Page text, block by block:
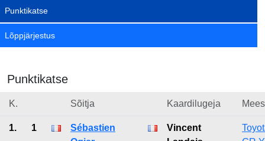
Punktikatse
Lõppjärjestus
Punktikatse
K. Sõitja Kaardilugeja
1. 1
Sébastien
Vincent